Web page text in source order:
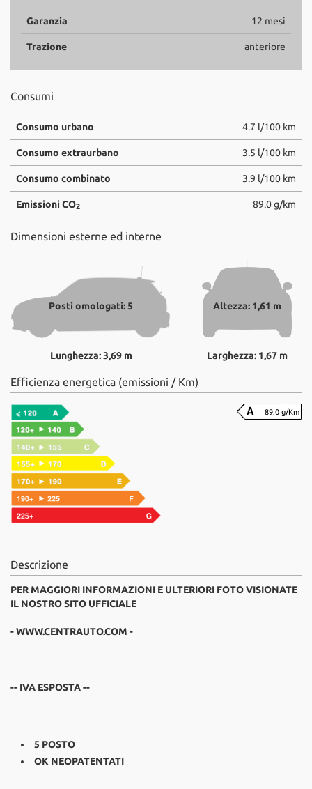
Garanzia 12 mesi
Trazione anteriore
Consumi
Consumo urbano 4.7 l/100 km
Consumo extraurbano 3.5 l/100 km
Consumo combinato 3.9 l/100 km
Emissioni CO2 89.0 g/km
Dimensioni esterne ed interne
Posti omologati: 5
Lunghezza: 3,69 m
Altezza: 1,61 m
Larghezza: 1,67 m
Efficienza energetica (emissioni / Km)
89.0 g/Km
Descrizione
PER MAGGIORI INFORMAZIONI E ULTERIORI FOTO VISIONATE
IL NOSTRO SITO UFFICIALE
- WWW.CENTRAUTO.COM -
-- IVA ESPOSTA --
5 POSTO
OK NEOPATENTATI